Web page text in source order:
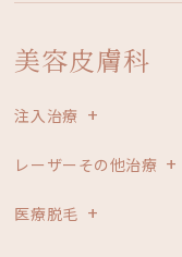
美容皮膚科
注入治療
レーザーその他治療
医療脱毛